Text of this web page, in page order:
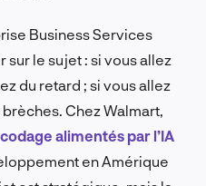
Business Services
sur le sujet : si vous allez
du retard ; si vous allez
Chez Walmart,
alimentés par l’IA
en Amérique